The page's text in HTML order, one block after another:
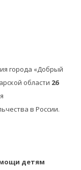
города «Добрый
области 26
в России.
детям